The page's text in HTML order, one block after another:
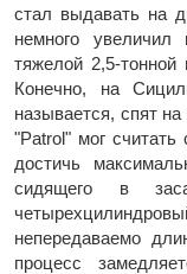
стал выдавать на
немного
тяжелой 2,5-
Конечно, на
называется, спят
"Patrol" мог
достичь
сидящего в
непередаваемо
процесс